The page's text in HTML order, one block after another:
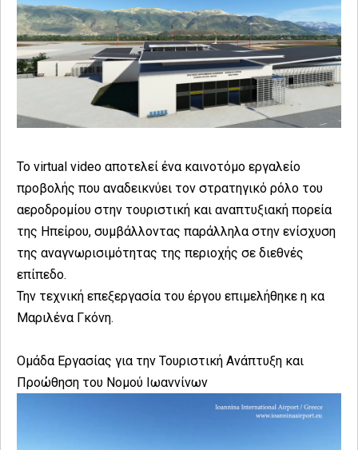
Το virtual video αποτελεί ένα καινοτόμο εργαλείο
προβολής που αναδεικνύει τον στρατηγικό ρόλο του
αεροδρομίου στην τουριστική και αναπτυξιακή πορεία
της Ηπείρου, συμβάλλοντας παράλληλα στην ενίσχυση
της αναγνωρισιμότητας της περιοχής σε διεθνές
επίπεδο.
Την τεχνική επεξεργασία του έργου επιμελήθηκε η κα
Μαριλένα Γκόνη.
Ομάδα Εργασίας για την Τουριστική Ανάπτυξη και
Προώθηση του Νομού Ιωαννίνων